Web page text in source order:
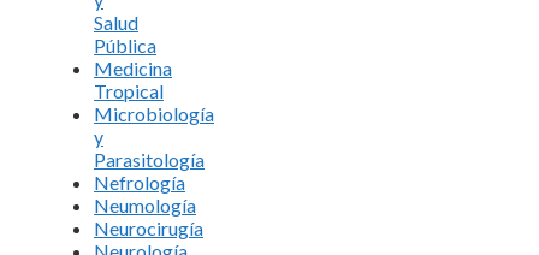
Salud
Pública
Medicina
Tropical
Microbiología
y
Parasitología
Nefrología
Neumología
Neurocirugía